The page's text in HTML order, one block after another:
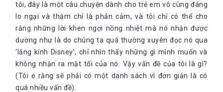
tôi, đây là một câu chuyện dành cho trẻ em vô cùng đáng
lo ngại và thậm chí là phản cảm, và tôi chỉ có thể cho
rằng những lời khen ngợi nồng nhiệt mà nó nhận được
dường như là do chúng ta quá thường xuyên đọc nó qua
‘lăng kính Disney’, chỉ nhìn thấy những gì mình muốn và
không nhận ra mặt tối của nó. Vậy vấn đề của tôi là gì?
(Tôi e rằng sẽ phải có một danh sách vì đơn giản là có
quá nhiều vấn đề).